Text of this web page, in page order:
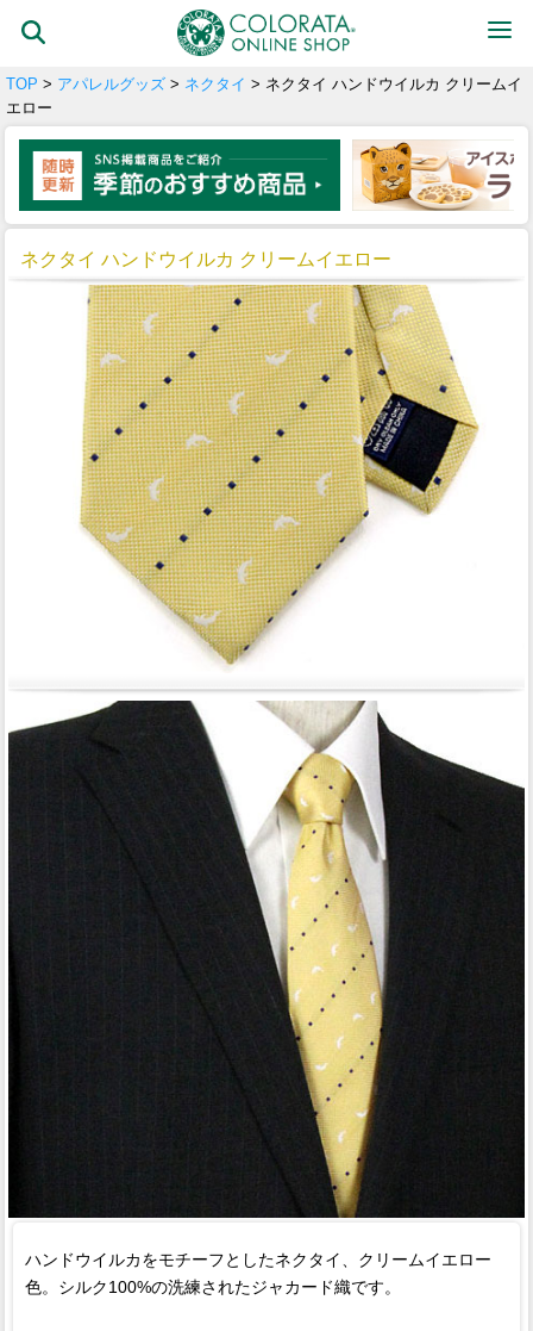
TOP > アパレルグッズ > ネクタイ > ネクタイ ハンドウイルカ クリームイ
エロー
ネクタイ ハンドウイルカ クリームイエロー
ハンドウイルカをモチーフとしたネクタイ、クリームイエロー
色。シルク100%の洗練されたジャカード織です。